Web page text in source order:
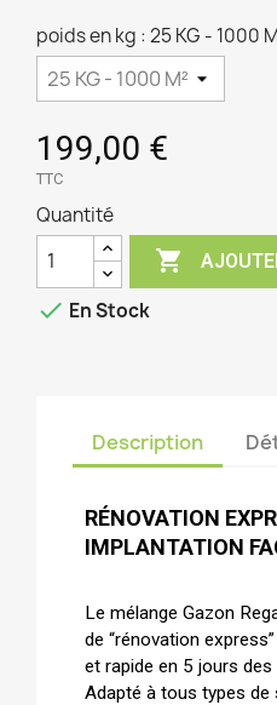
poids en kg : 25 KG - 1000
199,00 €
TTC
Quantité

 En Stock
Description
RÉNOVATION
IMPLANTATION
Le mélange Gazon
de “rénovation
et rapide en 5 jours
Adapté à tous types